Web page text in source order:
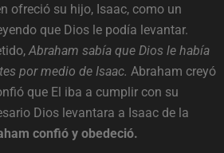
ofreció su hijo, Isaac, como un
que Dios le podía levantar.
Abraham sabía que Dios le había
por medio de Isaac. Abraham creyó
que El iba a cumplir con su
Dios levantara a Isaac de la
confió y obedeció.